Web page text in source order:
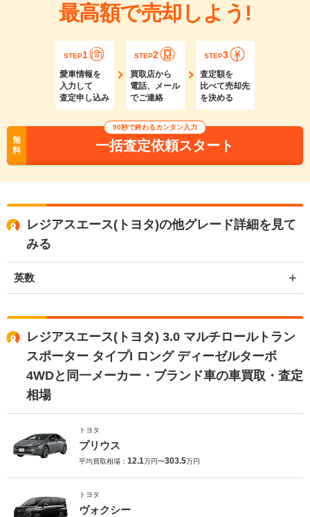
最高額で売却しよう!
STEP1
愛車情報を
入力して
査定申し込み
STEP2
買取店から
電話、メール
でご連絡
STEP3
査定額を
比べて売却先
を決める
無
料
90秒で終わるカンタン入力
一括査定依頼スタート
レジアスエース(トヨタ)の他グレード詳細を見て
みる
英数
レジアスエース(トヨタ) 3.0 マルチロールトラン
スポーター タイプI ロング ディーゼルターボ
4WDと同一メーカー・ブランド車の車買取・査定
相場
トヨタ
プリウス
平均買取相場： 12.1万円〜303.5万円
トヨタ
ヴォクシー